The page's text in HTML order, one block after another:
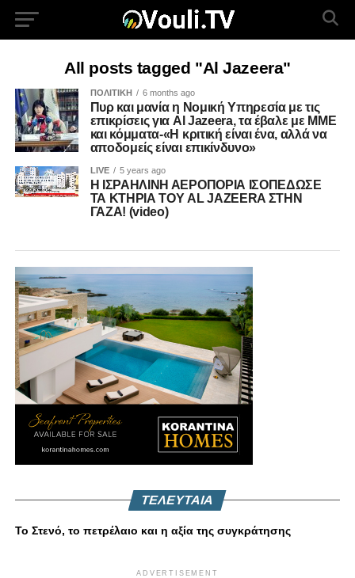
All posts tagged "Al Jazeera"
ΠΟΛΙΤΙΚΗ 6 months ago
Πυρ και μανία η Νομική Υπηρεσία με τις
επικρίσεις για Al Jazeera, τα έβαλε με ΜΜΕ
και κόμματα-«Η κριτική είναι ένα, αλλά να
αποδομείς είναι επικίνδυνο»
LIVE 5 years ago
Η ΙΣΡΑΗΛΙΝΗ ΑΕΡΟΠΟΡΙΑ ΙΣΟΠΕΔΩΣΕ
ΤΑ ΚΤΗΡΙΑ ΤΟΥ AL JAZEERA ΣΤΗΝ
ΓΑΖΑ! (video)
ΤΕΛΕΥΤΑΙΑ
Το Στενό, το πετρέλαιο και η αξία της συγκράτησης
ADVERTISEMENT